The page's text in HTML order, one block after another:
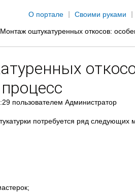
О портале
Своими руками
Монтаж оштукатуренных откосов:
пользователем Администратор
потребуется ряд следующих